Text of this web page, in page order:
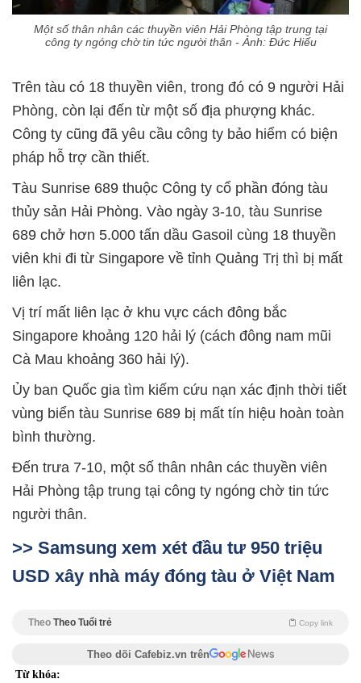
Một số thân nhân các thuyền viên Hải Phòng tập trung tại
công ty ngóng chờ tin tức người thân - Ảnh: Đức Hiếu
Trên tàu có 18 thuyền viên, trong đó có 9 người Hải
Phòng, còn lại đến từ một số địa phượng khác.
Công ty cũng đã yêu cầu công ty bảo hiểm có biện
pháp hỗ trợ cần thiết.
Tàu Sunrise 689 thuộc Công ty cổ phần đóng tàu
thủy sản Hải Phòng. Vào ngày 3-10, tàu Sunrise
689 chở hơn 5.000 tấn dầu Gasoil cùng 18 thuyền
viên khi đi từ Singapore về tỉnh Quảng Trị thì bị mất
liên lạc.
Vị trí mất liên lạc ở khu vực cách đông bắc
Singapore khoảng 120 hải lý (cách đông nam mũi
Cà Mau khoảng 360 hải lý).
Ủy ban Quốc gia tìm kiếm cứu nạn xác định thời tiết
vùng biển tàu Sunrise 689 bị mất tín hiệu hoàn toàn
bình thường.
Đến trưa 7-10, một số thân nhân các thuyền viên
Hải Phòng tập trung tại công ty ngóng chờ tin tức
người thân.
>> Samsung xem xét đầu tư 950 triệu
USD xây nhà máy đóng tàu ở Việt Nam
Theo Theo Tuổi trẻ Copy link
Theo dõi Cafebiz.vn trên
Từ khóa: